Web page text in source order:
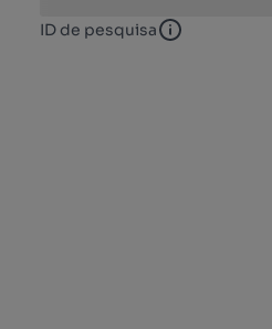
ID de pesquisa ID de